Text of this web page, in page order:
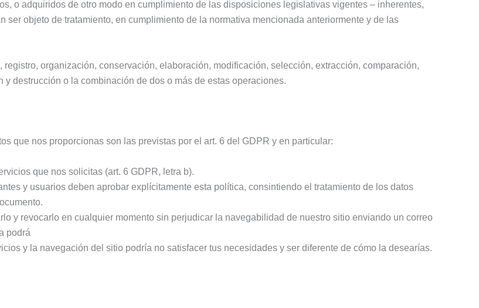
o adquiridos de otro modo en cumplimiento de las disposiciones legislativas vigentes – inherentes,
objeto de tratamiento, en cumplimiento de la normativa mencionada anteriormente y de las
organización, conservación, elaboración, modificación, selección, extracción, comparación,
destrucción o la combinación de dos o más de estas operaciones.
que nos proporcionas son las previstas por el art. 6 del GDPR y en particular:
que nos solicitas (art. 6 GDPR, letra b).
y usuarios deben aprobar explícitamente esta política, consintiendo el tratamiento de los datos
y revocarlo en cualquier momento sin perjudicar la navegabilidad de nuestro sitio enviando un correo
podrá
y la navegación del sitio podría no satisfacer tus necesidades y ser diferente de cómo la desearías.